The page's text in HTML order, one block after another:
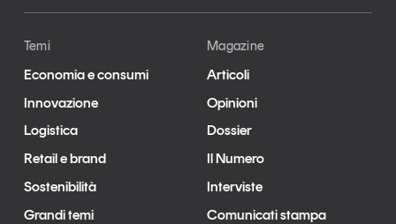
Temi
Economia e consumi
Innovazione
Logistica
Retail e brand
Sostenibilità
Grandi temi
Magazine
Articoli
Opinioni
Dossier
Il Numero
Interviste
Comunicati stampa